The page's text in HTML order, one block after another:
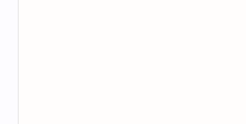
menunjukkan tekad kuat untuk
memberikan yang terbaik bagi
untuk melihat ke samping dan
seseorang yang setia menunggu